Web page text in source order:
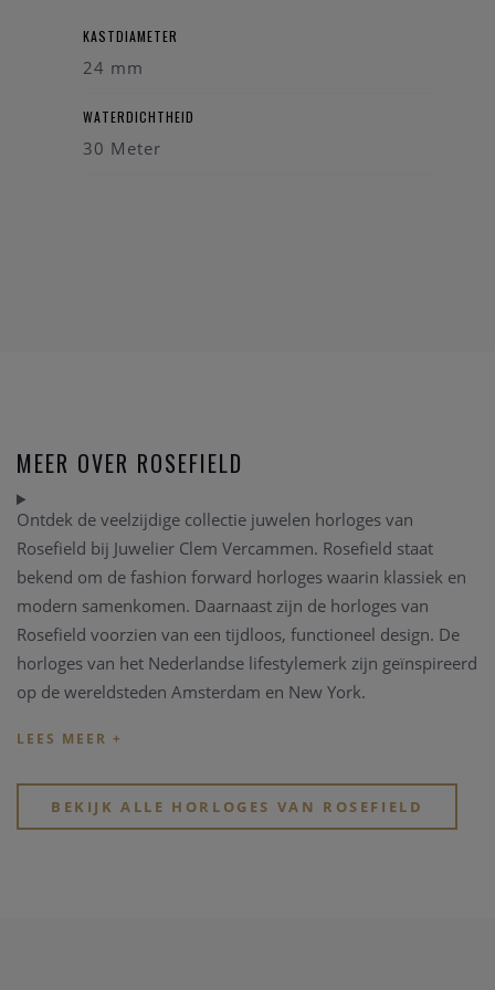
KASTDIAMETER
24 mm
WATERDICHTHEID
30 Meter
MEER OVER ROSEFIELD
Ontdek de veelzijdige collectie juwelen horloges van
Rosefield bij Juwelier Clem Vercammen. Rosefield staat
bekend om de fashion forward horloges waarin klassiek en
modern samenkomen. Daarnaast zijn de horloges van
Rosefield voorzien van een tijdloos, functioneel design. De
horloges van het Nederlandse lifestylemerk zijn geïnspireerd
op de wereldsteden Amsterdam en New York.
BEKIJK ALLE HORLOGES VAN ROSEFIELD